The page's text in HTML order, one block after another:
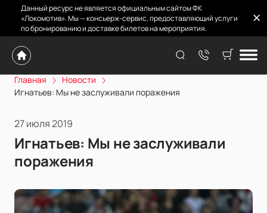
Данный ресурс не является официальным сайтом ФК
«Локомотив». Мы — консьерж-сервис, предоставляющий услуги
по бронированию и доставке билетов на мероприятия.
Главная
Новости
Игнатьев: Мы не заслуживали поражения
27 июля 2019
Игнатьев: Мы не заслуживали
поражения